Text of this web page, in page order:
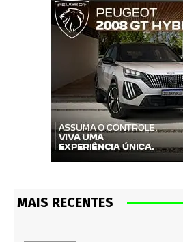
MAIS RECENTES